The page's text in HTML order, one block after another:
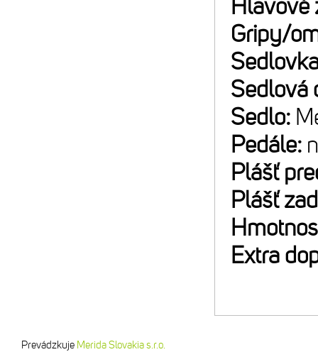
Hlavové
Gripy/
Sedlová
Sedlo:
Pedále:
Plášť
Plášť
Extra
Prevádzkuje Merida Slovakia s.r.o.